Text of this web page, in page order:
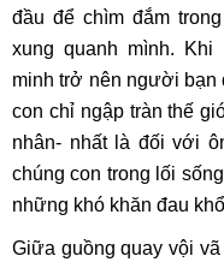
đầu để chìm đắm
xung quanh mình. Khi
minh trở nên người bạn
con chỉ ngập tràn thế
nhân- nhất là đối với
chúng con trong lối
những khó khăn đau
Giữa guồng quay vội